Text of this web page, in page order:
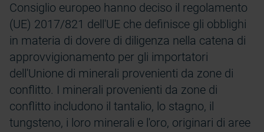
Consiglio europeo hanno deciso il regolamento
(UE) 2017/821 dell'UE che definisce gli obblighi
in materia di dovere di diligenza nella catena di
approvvigionamento per gli importatori
dell'Unione di minerali provenienti da zone di
conflitto. I minerali provenienti da zone di
conflitto includono il tantalio, lo stagno, il
tungsteno, i loro minerali e l'oro, originari di aree